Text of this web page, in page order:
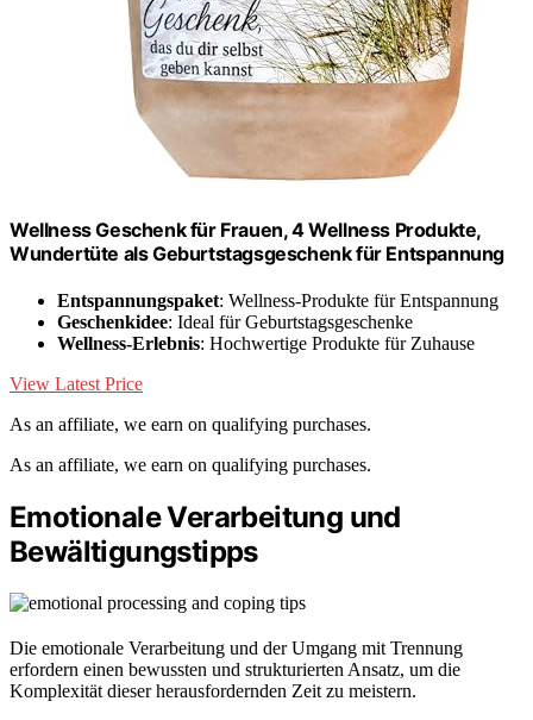
Wellness Geschenk für Frauen, 4 Wellness Produkte,
Wundertüte als Geburtstagsgeschenk für Entspannung
Entspannungspaket: Wellness-Produkte für Entspannung
Geschenkidee: Ideal für Geburtstagsgeschenke
Wellness-Erlebnis: Hochwertige Produkte für Zuhause
View Latest Price
As an affiliate, we earn on qualifying purchases.
As an affiliate, we earn on qualifying purchases.
Emotionale Verarbeitung und
Bewältigungstipps
Die emotionale Verarbeitung und der Umgang mit Trennung
erfordern einen bewussten und strukturierten Ansatz, um die
Komplexität dieser herausfordernden Zeit zu meistern.